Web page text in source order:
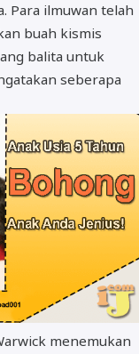
Para ilmuwan telah
buah kismis
balita untuk
seberapa
menemukan